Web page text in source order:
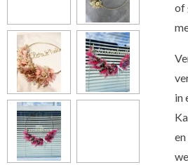
of
in